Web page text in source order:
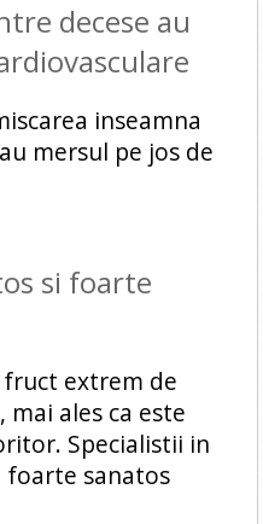
decese au
inseamna
mersul pe jos de
si foarte
fruct extrem de
ales ca este
Specialistii in
foarte sanatos